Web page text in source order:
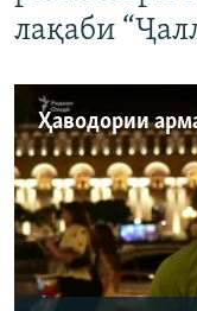
лақаби